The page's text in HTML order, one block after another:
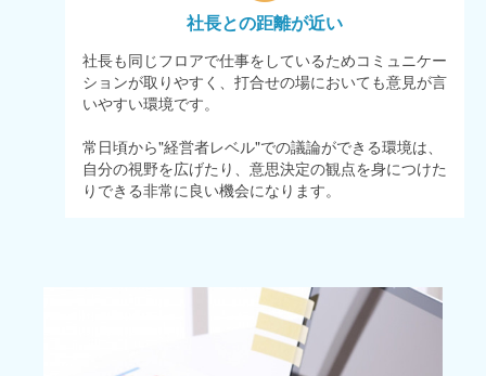
社長との距離が近い
社長も同じフロアで仕事をしているためコミュニケー
ションが取りやすく、打合せの場においても意見が言
いやすい環境です。
常日頃から"経営者レベル"での議論ができる環境は、
自分の視野を広げたり、意思決定の観点を身につけた
りできる非常に良い機会になります。